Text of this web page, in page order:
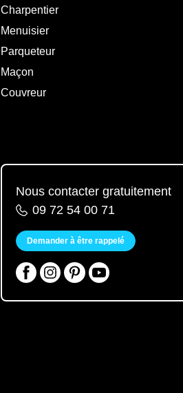
Charpentier
Menuisier
Parqueteur
Maçon
Couvreur
Nous contacter gratuitement
09 72 54 00 71
Demander à être rappelé